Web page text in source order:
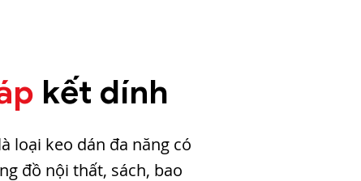
kết dính
loại keo dán đa năng có
đồ nội thất, sách, bao